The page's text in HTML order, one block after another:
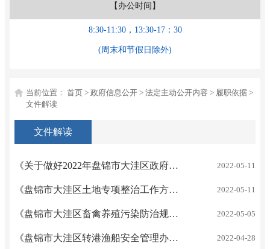
【办公时间】
8:30-11:30，13:30-17：30
(周末和节假日除外)
当前位置：首页 > 政府信息公开 > 法定主动公开内容 > 履职依据 >
文件解读
文件解读
《关于做好2022年盘锦市大洼区政府系统人大代表建议和政协委员提案办理工作的意见》大政办发〔2022〕15号 解读 2022-05-11
《盘锦市大洼区土地专项整治工作方案》大政办发〔2022〕14号 解读 2022-05-11
《盘锦市大洼区畜禽养殖污染防治规划(2021-2025)》大政发〔2022〕2号 解读 2022-05-05
《盘锦市大洼区转港渔船安全管理办法》大政办发〔2022〕11号 解读 2022-04-28